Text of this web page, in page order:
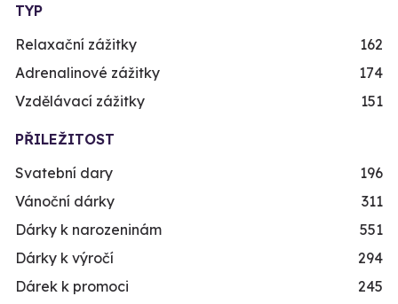
TYP
Relaxační zážitky
162
Adrenalinové zážitky
174
Vzdělávací zážitky
151
PŘILEŽITOST
Svatební dary
196
Vánoční dárky
311
Dárky k narozeninám
551
Dárky k výročí
294
Dárek k promoci
245